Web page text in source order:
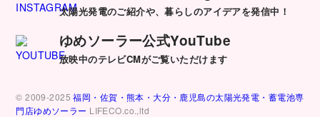
太陽光発電のご紹介や、暮らしのアイデアを発信中！
ゆめソーラー公式YouTube
放映中のテレビCMがご覧いただけます
© 2009-2025福岡・佐賀・熊本・大分・鹿児島の太陽光発電・蓄電池専
門店ゆめソーラー LIFECO.co.,ltd